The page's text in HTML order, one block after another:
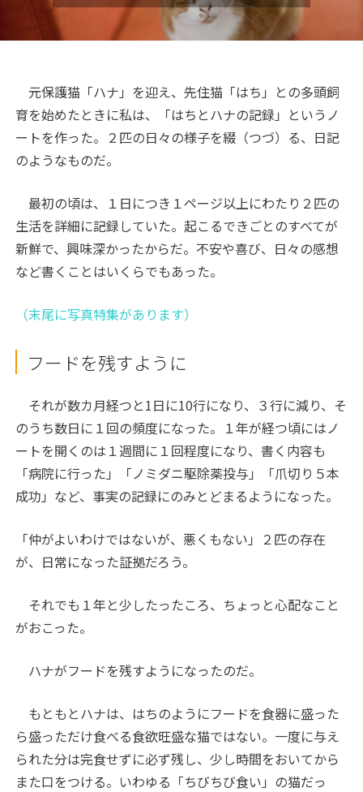
元保護猫「ハナ」を迎え、先住猫「はち」との多頭飼
育を始めたときに私は、「はちとハナの記録」というノ
ートを作った。２匹の日々の様子を綴（つづ）る、日記
のようなものだ。
最初の頃は、１日につき１ページ以上にわたり２匹の
生活を詳細に記録していた。起こるできごとのすべてが
新鮮で、興味深かったからだ。不安や喜び、日々の感想
など書くことはいくらでもあった。
（末尾に写真特集があります）
フードを残すように
それが数カ月経つと1日に10行になり、３行に減り、そ
のうち数日に１回の頻度になった。１年が経つ頃にはノ
ートを開くのは１週間に１回程度になり、書く内容も
「病院に行った」「ノミダニ駆除薬投与」「爪切り５本
成功」など、事実の記録にのみとどまるようになった。
「仲がよいわけではないが、悪くもない」２匹の存在
が、日常になった証拠だろう。
それでも１年と少したったころ、ちょっと心配なこと
がおこった。
ハナがフードを残すようになったのだ。
もともとハナは、はちのようにフードを食器に盛った
ら盛っただけ食べる食欲旺盛な猫ではない。一度に与え
られた分は完食せずに必ず残し、少し時間をおいてから
また口をつける。いわゆる「ちびちび食い」の猫だっ